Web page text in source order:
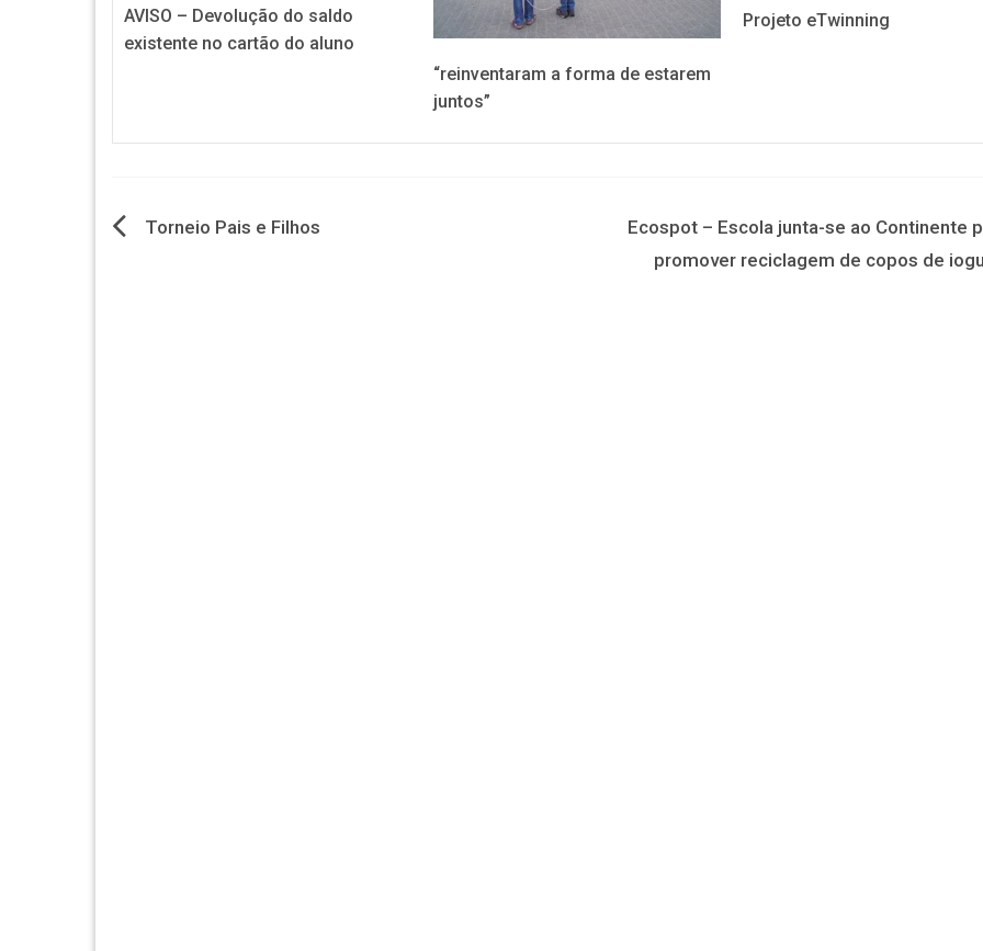
AVISO – Devolução do saldo
existente no cartão do aluno
“reinventaram a forma de estarem
juntos”
Projeto eTwinning
Navegação
Torneio Pais e Filhos
Ecospot – Escola junta-se ao Continente
promover reciclagem de copos de